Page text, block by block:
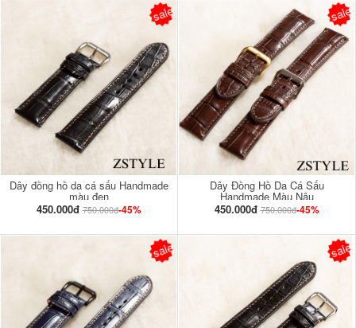
Dây đồng hồ da cá sấu Handmade
màu đen
450.000đ 750.000đ-45%
sale
Dây Đồng Hồ Da Cá Sấu
Handmade Màu Nâu
450.000đ 750.000đ-45%
sale
sale sale